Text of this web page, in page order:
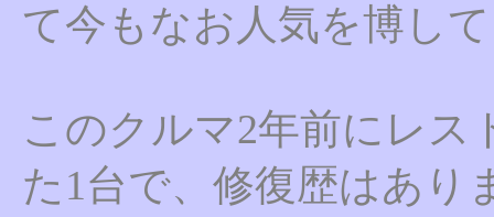
て今もなお人気を博し
このクルマ2年前にレス
た1台で、修復歴はあり